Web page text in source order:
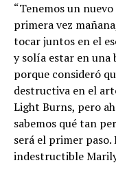
“Tenemos un
primera vez
tocar juntos en el
y solía estar en una
porque consideró
destructiva en el
Light Burns, pero
sabemos qué tan
será el primer
indestructible